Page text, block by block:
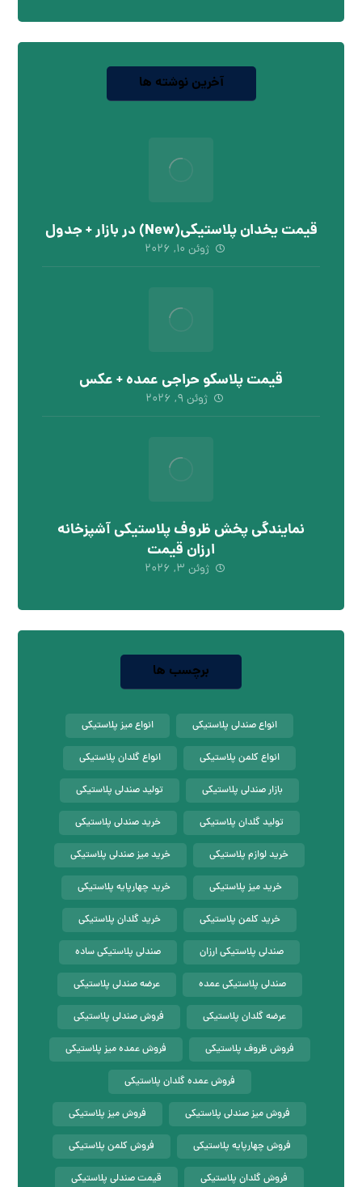
آخرین نوشته ها
قیمت یخدان پلاستیکی(New) در بازار + جدول
ژوئن ۱۰, ۲۰۲۶
قیمت پلاسکو حراجی عمده + عکس
ژوئن ۹, ۲۰۲۶
نمایندگی پخش ظروف پلاستیکی آشپزخانه
ارزان قیمت
ژوئن ۳, ۲۰۲۶
برچسب ها
انواع صندلی پلاستیکی انواع میز پلاستیکی
انواع کلمن پلاستیکی انواع گلدان پلاستیکی
بازار صندلی پلاستیکی تولید صندلی پلاستیکی
تولید گلدان پلاستیکی خرید صندلی پلاستیکی
خرید لوازم پلاستیکی خرید میز صندلی پلاستیکی
خرید میز پلاستیکی خرید چهارپایه پلاستیکی
خرید کلمن پلاستیکی خرید گلدان پلاستیکی
صندلی پلاستیکی ارزان صندلی پلاستیکی ساده
صندلی پلاستیکی عمده عرضه صندلی پلاستیکی
عرضه گلدان پلاستیکی فروش صندلی پلاستیکی
فروش ظروف پلاستیکی فروش عمده میز پلاستیکی
فروش عمده گلدان پلاستیکی
فروش میز صندلی پلاستیکی فروش میز پلاستیکی
فروش چهارپایه پلاستیکی فروش کلمن پلاستیکی
فروش گلدان پلاستیکی قیمت صندلی پلاستیکی